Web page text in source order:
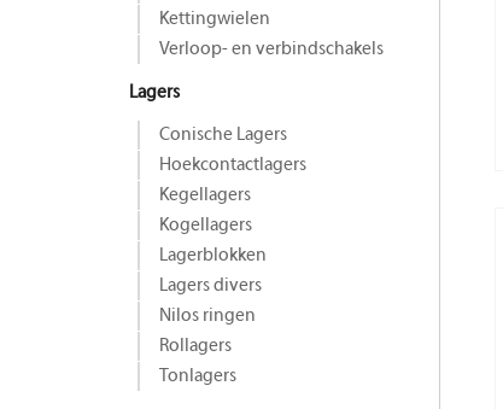
Kettingwielen
Verloop- en verbindschakels
Lagers
Conische Lagers
Hoekcontactlagers
Kegellagers
Kogellagers
Lagerblokken
Lagers divers
Nilos ringen
Rollagers
Tonlagers